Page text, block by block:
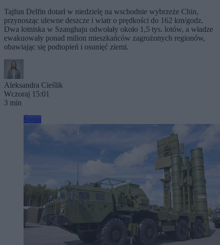
Tajfun Delfin dotarł w niedzielę na wschodnie wybrzeże Chin,
przynosząc ulewne deszcze i wiatr o prędkości do 162 km/godz.
Dwa lotniska w Szanghaju odwołały około 1,5 tys. lotów, a władze
ewakuowały ponad milion mieszkańców zagrożonych regionów,
obawiając się podtopień i osunięć ziemi.
Aleksandra Cieślik
Wczoraj 15:01
3 min